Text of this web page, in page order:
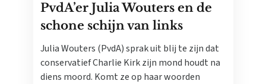
PvdA’er Julia Wouters en de
schone schijn van links
Julia Wouters (PvdA) sprak uit blij te zijn dat
conservatief Charlie Kirk zijn mond houdt na
diens moord. Komt ze op haar woorden